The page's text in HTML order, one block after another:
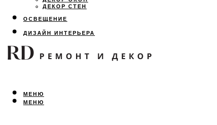
ДЕКОР СТЕН
ОСВЕЩЕНИЕ
ДИЗАЙН ИНТЕРЬЕРА
ЛАНДШАФТНЫЙ ДИЗАЙН
ВСЕ ПРО РЕМОНТ
МЕНЮ
МЕНЮ